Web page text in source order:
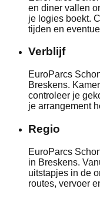
en diner vallen
je logies boekt.
tijden en
Verblijf
EuroParcs
Breskens.
controleer je
je arrangement
Regio
EuroParcs
in Breskens.
uitstapjes in de
routes, vervoer